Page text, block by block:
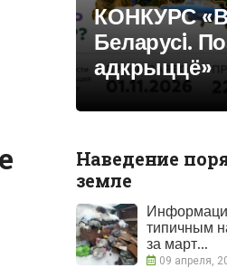
КОНКУРС
Беларусi.
адкрыццё»
Наведение
земле
типичным
за март...
09 апреля,